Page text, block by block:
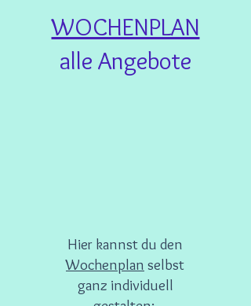
WOCHENPLAN
alle Angebote
Hier kannst du den
Wochenplan selbst
ganz individuell